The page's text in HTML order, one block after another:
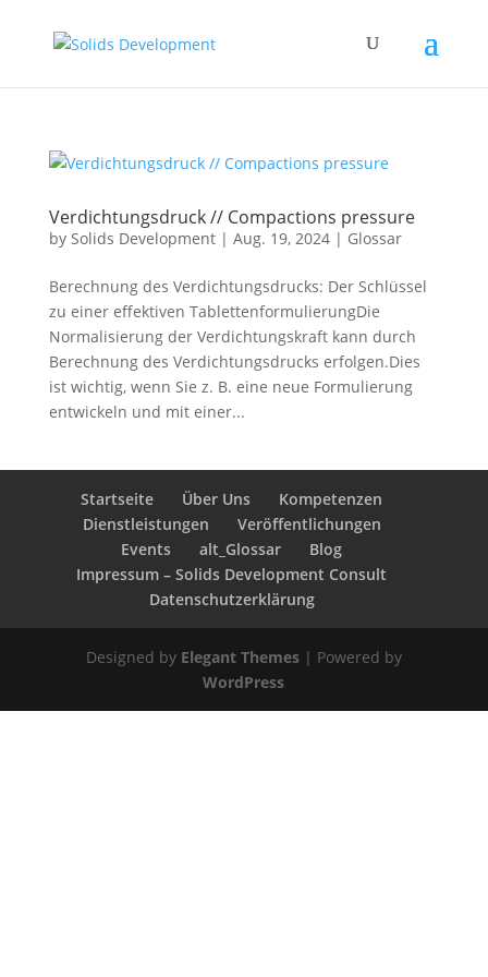
Verdichtungsdruck // Compactions pressure
by Solids Development| Aug. 19, 2024| Glossar
Berechnung des Verdichtungsdrucks: Der Schlüssel
zu einer effektiven TablettenformulierungDie
Normalisierung der Verdichtungskraft kann durch
Berechnung des Verdichtungsdrucks erfolgen.Dies
ist wichtig, wenn Sie z. B. eine neue Formulierung
entwickeln und mit einer...
Startseite Über Uns
Kompetenzen
Dienstleistungen
Veröffentlichungen
Events
alt_Glossar
Blog
Impressum – Solids Development Consult
Datenschutzerklärung
Designed by Elegant Themes| Powered by
WordPress